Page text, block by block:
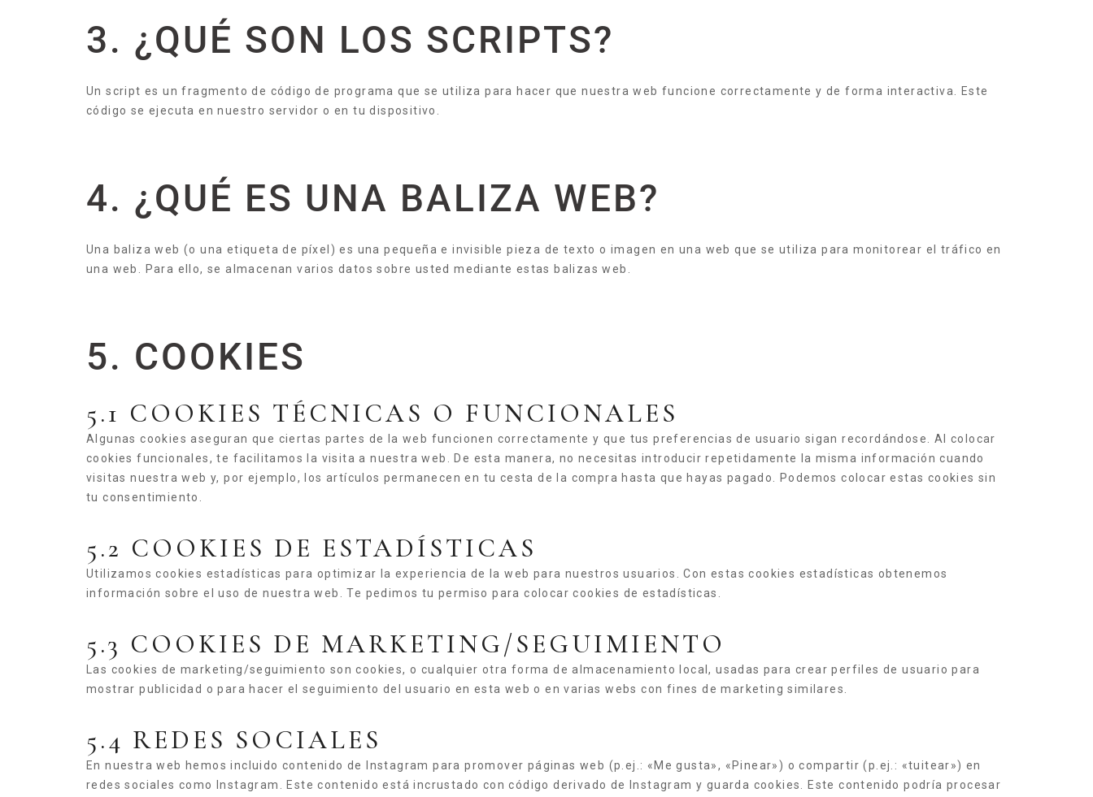
3. ¿QUÉ SON LOS SCRIPTS?
Un script es un fragmento de código de programa que se utiliza para hacer que nuestra web funcione correctamente y de forma interactiva. Este
código se ejecuta en nuestro servidor o en tu dispositivo.
4. ¿QUÉ ES UNA BALIZA WEB?
Una baliza web (o una etiqueta de píxel) es una pequeña e invisible pieza de texto o imagen en una web que se utiliza para monitorear el tráfico en
una web. Para ello, se almacenan varios datos sobre usted mediante estas balizas web.
5. COOKIES
5.1 COOKIES TÉCNICAS O FUNCIONALES
Algunas cookies aseguran que ciertas partes de la web funcionen correctamente y que tus preferencias de usuario sigan recordándose. Al colocar
cookies funcionales, te facilitamos la visita a nuestra web. De esta manera, no necesitas introducir repetidamente la misma información cuando
visitas nuestra web y, por ejemplo, los artículos permanecen en tu cesta de la compra hasta que hayas pagado. Podemos colocar estas cookies sin
tu consentimiento.
5.2 COOKIES DE ESTADÍSTICAS
Utilizamos cookies estadísticas para optimizar la experiencia de la web para nuestros usuarios. Con estas cookies estadísticas obtenemos
información sobre el uso de nuestra web. Te pedimos tu permiso para colocar cookies de estadísticas.
5.3 COOKIES DE MARKETING/SEGUIMIENTO
Las cookies de marketing/seguimiento son cookies, o cualquier otra forma de almacenamiento local, usadas para crear perfiles de usuario para
mostrar publicidad o para hacer el seguimiento del usuario en esta web o en varias webs con fines de marketing similares.
5.4 REDES SOCIALES
En nuestra web hemos incluido contenido de Instagram para promover páginas web (p.ej.: «Me gusta», «Pinear») o compartir (p.ej.: «tuitear») en
redes sociales como Instagram. Este contenido está incrustado con código derivado de Instagram y guarda cookies. Este contenido podría procesar